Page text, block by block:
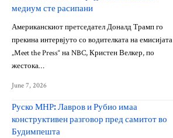
медиум сте расипани
Американскиот претседател Доналд Трамп го
прекина интервјуто со водителката на емисијата
„Meet the Press“ на NBC, Кристен Велкер, по
жестока…
June 7, 2026
Руско МНР: Лавров и Рубио имаа
конструктивен разговор пред самитот во
Будимпешта